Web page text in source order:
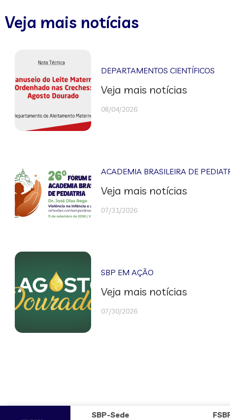
Veja mais notícias
DEPARTAMENTOS CIENTÍFICOS
Veja mais notícias
08/04/2026
ACADEMIA BRASILEIRA DE
Veja mais notícias
07/31/2026
SBP EM AÇÃO
Veja mais notícias
07/30/2026
SBP-Sede